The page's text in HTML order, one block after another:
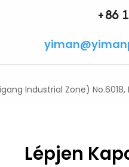
+86
Industrial Zone)
Lépjen